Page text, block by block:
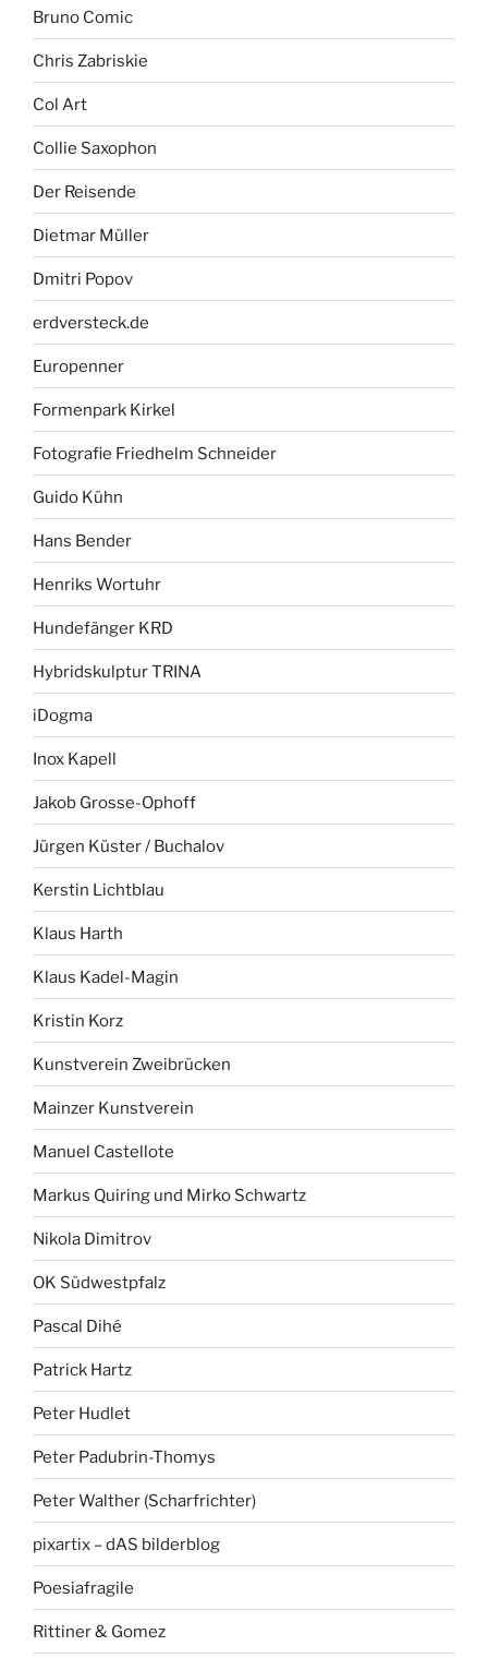
Bruno Comic
Chris Zabriskie
Col Art
Collie Saxophon
Der Reisende
Dietmar Müller
Dmitri Popov
erdversteck.de
Europenner
Formenpark Kirkel
Fotografie Friedhelm Schneider
Guido Kühn
Hans Bender
Henriks Wortuhr
Hundefänger KRD
Hybridskulptur TRINA
iDogma
Inox Kapell
Jakob Grosse-Ophoff
Jürgen Küster / Buchalov
Kerstin Lichtblau
Klaus Harth
Klaus Kadel-Magin
Kristin Korz
Kunstverein Zweibrücken
Mainzer Kunstverein
Manuel Castellote
Markus Quiring und Mirko Schwartz
Nikola Dimitrov
OK Südwestpfalz
Pascal Dihé
Patrick Hartz
Peter Hudlet
Peter Padubrin-Thomys
Peter Walther (Scharfrichter)
pixartix – dAS bilderblog
Poesiafragile
Rittiner & Gomez